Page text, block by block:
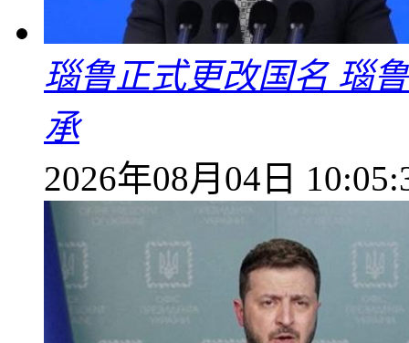
瑙鲁正式更改国名 瑙
承
2026年08月04日